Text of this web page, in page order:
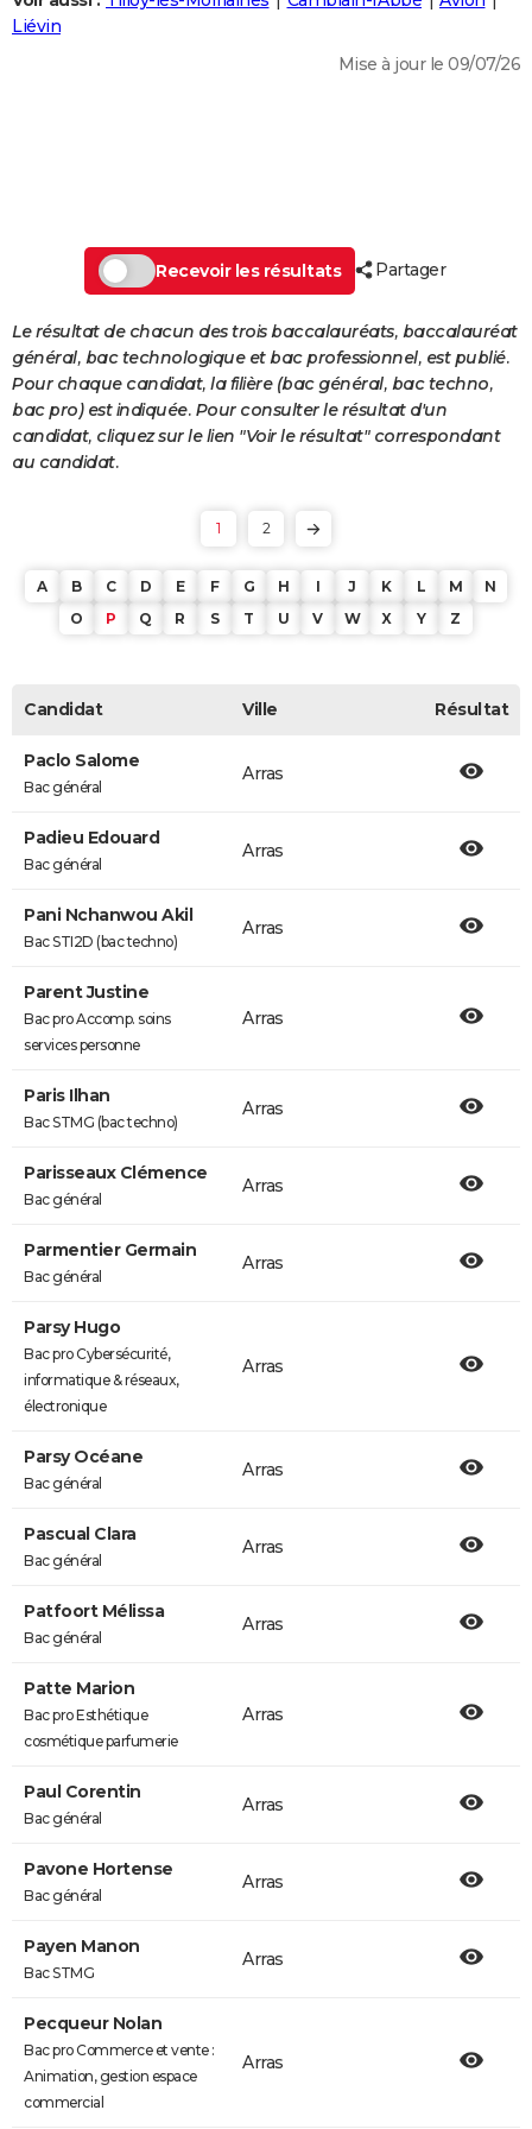
Destinations
City break
Voyage nature
Voyage de noces
Forum
Climat
+
PHOTO
Dictionnaire
PROGRAMME TV
S'inscrire
Se connecter
Lycées
Collèges
Primaires
Universités
Entreprises
Service militaire
Avis de recherche
AVIS DE DÉCÈS
FORUM
Bricolage
Lifestyle
Culture
Sport
Auto
Television
Voyage
Cinema
Liévin
Mise à jour le 09/07/26
Recevoir les résultats Partager
Le résultat de chacun des trois baccalauréats, baccalauréat
général, bac technologique et bac professionnel, est publié.
Pour chaque candidat, la filière (bac général, bac techno,
bac pro) est indiquée. Pour consulter le résultat d'un
candidat, cliquez sur le lien "Voir le résultat" correspondant
au candidat.
1 2
A B C D E F G H I J K L M
N
O
P Q R S T U V W X Y Z
Candidat Ville Résultat
Paclo Salome
Bac général
Arras
Padieu Edouard
Bac général
Arras
Pani Nchanwou Akil
Bac STI2D (bac techno)
Arras
Parent Justine
Bac pro Accomp. soins
services personne
Arras
Paris Ilhan
Bac STMG (bac techno)
Arras
Parisseaux Clémence
Bac général
Arras
Parmentier Germain
Bac général
Arras
Parsy Hugo
Bac pro Cybersécurité,
informatique & réseaux,
électronique
Arras
Parsy Océane
Bac général
Arras
Pascual Clara
Bac général
Arras
Patfoort Mélissa
Bac général
Arras
Patte Marion
Bac pro Esthétique
cosmétique parfumerie
Arras
Paul Corentin
Bac général
Arras
Pavone Hortense
Bac général
Arras
Payen Manon
Bac STMG
Arras
Pecqueur Nolan
Bac pro Commerce et vente :
Animation, gestion espace
commercial
Arras